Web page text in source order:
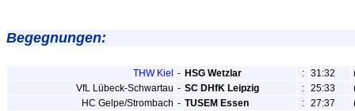
Begegnungen:
THW Kiel - HSG Wetzlar : 31:32
VfL Lübeck-Schwartau - SC DHfK Leipzig : 25:33
HC Gelpe/Strombach - TUSEM Essen : 27:37